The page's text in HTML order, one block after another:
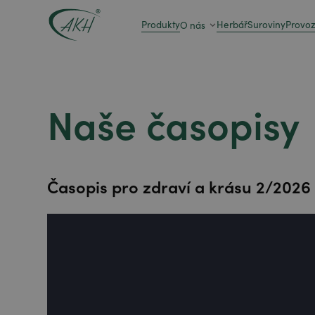
ProduktyO nás HerbářSuroviny
Naše časopisy
Časopis pro zdraví a krásu 2/2026